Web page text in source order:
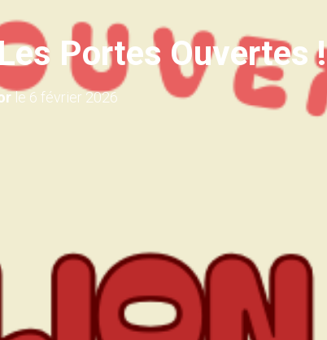
Portes Ouvertes !
le 6 février 2026